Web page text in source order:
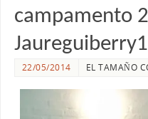
campamento
22/05/2014 EL TAMAÑO